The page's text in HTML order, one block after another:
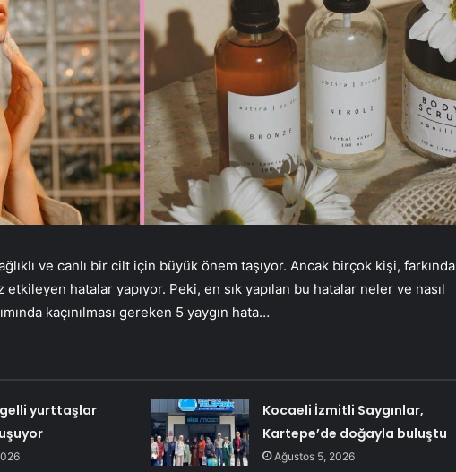
ve canlı bir cilt için büyük önem taşıyor. Ancak birçok kişi, farkında
etkileyen hatalar yapıyor. Peki, en sık yapılan bu hatalar neler ve nasıl
kaçınılması gereken 5 yaygın hata…
yurttaşlar
Kocaeli İzmitli Saygınlar,
Kartepe’de doğayla buluştu
Ağustos 5, 2026